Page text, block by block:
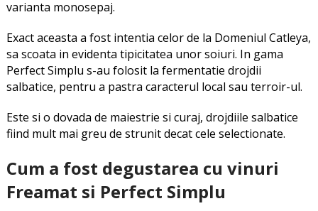
varianta monosepaj.
Exact aceasta a fost intentia celor de la Domeniul Catleya,
sa scoata in evidenta tipicitatea unor soiuri. In gama
Perfect Simplu s-au folosit la fermentatie drojdii
salbatice, pentru a pastra caracterul local sau terroir-ul.
Este si o dovada de maiestrie si curaj, drojdiile salbatice
fiind mult mai greu de strunit decat cele selectionate.
Cum a fost degustarea cu vinuri
Freamat si Perfect Simplu